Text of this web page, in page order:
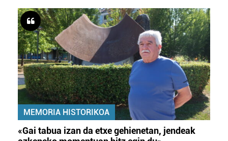
MEMORIA HISTORIKOA
«Gai tabua izan da etxe gehienetan, jendeak